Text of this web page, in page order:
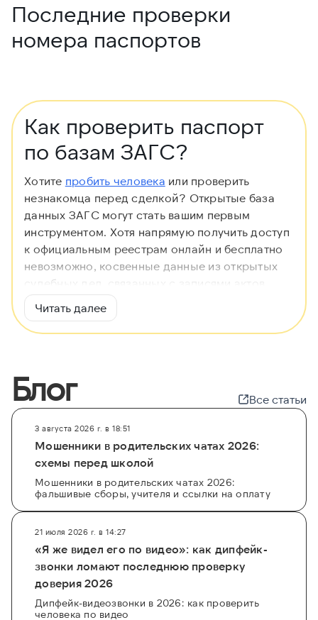
Последние проверки
номера паспортов
Как проверить паспорт
по базам ЗАГС?
Хотите пробить человека или проверить
незнакомца перед сделкой? Открытые база
данных ЗАГС могут стать вашим первым
инструментом. Хотя напрямую получить доступ
к официальным реестрам онлайн и бесплатно
невозможно, косвенные данные из открытых
судебных дел, связанных с записями актов
гражданского состояния, помогают узнать чей
это потенциальный партнер или сотрудник,
верифицировать предоставленную им
оценки его благонадежности.
Чтобы точно найти владельца тех или иных
сведений и установить, кому принадлежит
указанная в документах информация,
необходим комплексный подход. Сервис
GetScam.com предлагает профессиональные
проверки через анализ множества источников,
включая открытые данные по делам ЗАГС. Это
позволяет не только избежать мошенничества
при найме или заключении договора, но и
обезопасить свой бизнес от рисков,
обеспечивая полную прозрачность
взаимоотношений с новыми людьми.
Читать далее
Блог Все статьи
3 августа 2026 г. в 18:51
Мошенники в родительских чатах 2026:
схемы перед школой
Мошенники в родительских чатах 2026:
фальшивые сборы, учителя и ссылки на оплату
21 июля 2026 г. в 14:27
«Я же видел его по видео»: как дипфейк-
звонки ломают последнюю проверку
доверия 2026
Дипфейк-видеозвонки в 2026: как проверить
человека по видео